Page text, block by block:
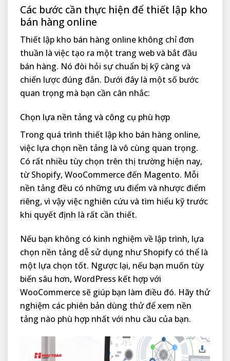
Các bước cần thực hiện để thiết lập kho
bán hàng online
Thiết lập kho bán hàng online không chỉ đơn
thuần là việc tạo ra một trang web và bắt đầu
bán hàng. Nó đòi hỏi sự chuẩn bị kỹ càng và
chiến lược đúng đắn. Dưới đây là một số bước
quan trọng mà bạn cần cân nhắc:
Chọn lựa nền tảng và công cụ phù hợp
Trong quá trình thiết lập kho bán hàng online,
việc lựa chọn nền tảng là vô cùng quan trọng.
Có rất nhiều tùy chọn trên thị trường hiện nay,
từ Shopify, WooCommerce đến Magento. Mỗi
nền tảng đều có những ưu điểm và nhược điểm
riêng, vì vậy việc nghiên cứu và tìm hiểu kỹ trước
khi quyết định là rất cần thiết.
Nếu bạn không có kinh nghiệm về lập trình, lựa
chọn nền tảng dễ sử dụng như Shopify có thể là
một lựa chọn tốt. Ngược lại, nếu bạn muốn tùy
biến sâu hơn, WordPress kết hợp với
WooCommerce sẽ giúp bạn làm điều đó. Hãy thử
nghiệm các phiên bản dùng thử để xem nền
tảng nào phù hợp nhất với nhu cầu của bạn.